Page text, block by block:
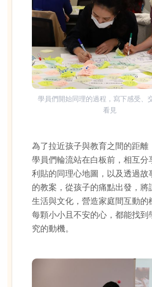
學員們開始同理的過程，寫下感受、
看見
為了拉近孩子與教育之間的距離
學員們輪流站在白板前，相互分
利貼的同理心地圖，以及透過故
的教案，從孩子的痛點出發，將
生活與文化，營造家庭間互動的
每顆小小且不安的心，都能找到
究的動機。